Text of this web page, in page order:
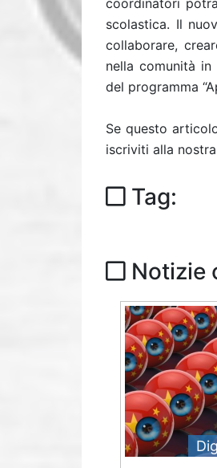
coordinatori
scolastica. Il
collaborare,
nella comunità
del programma
Se questo
iscriviti alla nostra
Tag:
Notizie